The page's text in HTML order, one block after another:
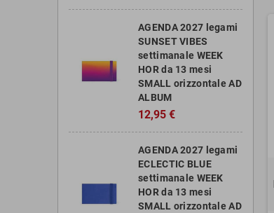
AGENDA 2027 legami
SUNSET VIBES
settimanale WEEK
HOR da 13 mesi
SMALL orizzontale AD
ALBUM
12,95 €
AGENDA 2027 legami
ECLECTIC BLUE
settimanale WEEK
HOR da 13 mesi
SMALL orizzontale AD